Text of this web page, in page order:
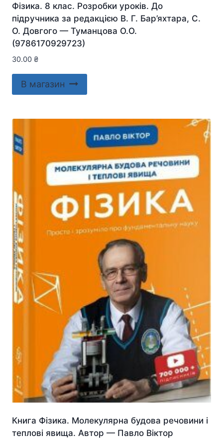
Фізика. 8 клас. Розробки уроків. До
підручника за редакцією В. Г. Бар’яхтара, С.
О. Довгого — Туманцова О.О.
(9786170929723)
30.00 ₴
В магазин
Книга Фізика. Молекулярна будова речовини і
теплові явища. Автор — Павло Віктор